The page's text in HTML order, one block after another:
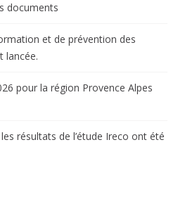
documents
et de prévention des
lancée.
pour la région Provence Alpes
résultats de l’étude Ireco ont été